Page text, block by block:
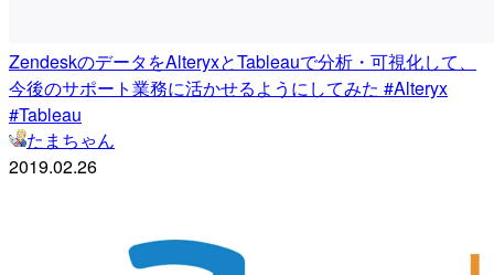
ZendeskのデータをAlteryxとTableauで分析・可視化して、
今後のサポート業務に活かせるようにしてみた #Alteryx
#Tableau
たまちゃん
2019.02.26